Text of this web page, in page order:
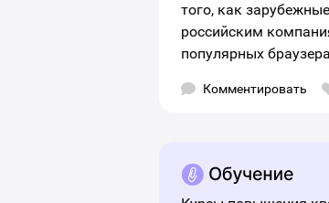
того, как
российским
популярных
Комментировать